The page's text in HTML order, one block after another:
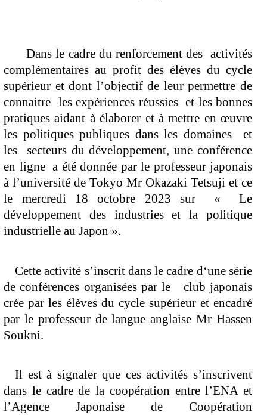
Dans le cadre du renforcement des  activités
complémentaires au profit des élèves du cycle
supérieur et dont l’objectif de leur permettre de
connaitre  les expériences réussies  et les bonnes
pratiques aidant à élaborer et à mettre en œuvre
les politiques publiques dans les domaines  et
les  secteurs du développement, une conférence
en ligne  a été donnée par le professeur japonais
à l’université de Tokyo Mr Okazaki Tetsuji et ce
le mercredi 18 octobre 2023 sur  «  Le
développement des industries et la politique
industrielle au Japon ».
Cette activité s’inscrit dans le cadre d‘une série
de conférences organisées par le   club japonais
crée par les élèves du cycle supérieur et encadré
par le professeur de langue anglaise Mr Hassen
Soukni.
Il est à signaler que ces activités s’inscrivent
dans le cadre de la coopération entre l’ENA et
l’Agence Japonaise de Coopération